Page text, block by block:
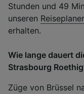
Stunden und 49
unseren Reiseplaner
erhalten.
Wie lange dauert
Strasbourg
Züge von Brüssel